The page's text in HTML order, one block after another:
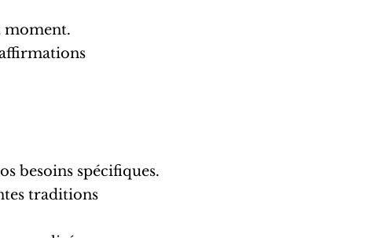
moment.
besoins spécifiques.
traditions